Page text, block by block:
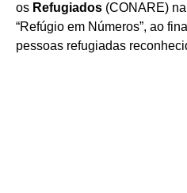
os Refugiados (CONARE)
“Refúgio em Números”, ao
pessoas refugiadas